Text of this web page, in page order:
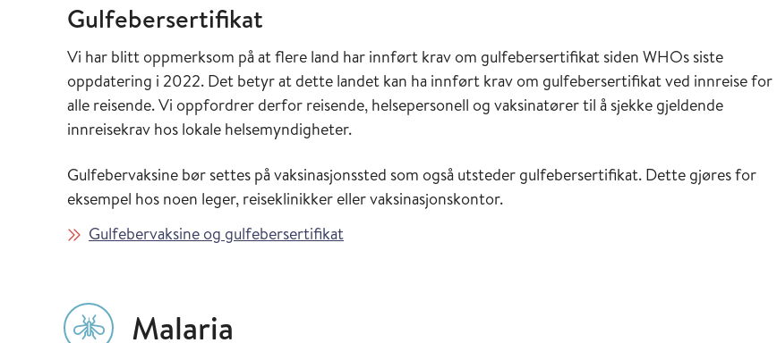
Gulfebersertifikat
Vi har blitt oppmerksom på at flere land har innført krav om gulfebersertifikat siden WHOs siste
oppdatering i 2022. Det betyr at dette landet kan ha innført krav om gulfebersertifikat ved innreise for
alle reisende. Vi oppfordrer derfor reisende, helsepersonell og vaksinatører til å sjekke gjeldende
innreisekrav hos lokale helsemyndigheter.
Gulfebervaksine bør settes på vaksinasjonssted som også utsteder gulfebersertifikat. Dette gjøres for
eksempel hos noen leger, reiseklinikker eller vaksinasjonskontor.
Gulfebervaksine og gulfebersertifikat
Malaria